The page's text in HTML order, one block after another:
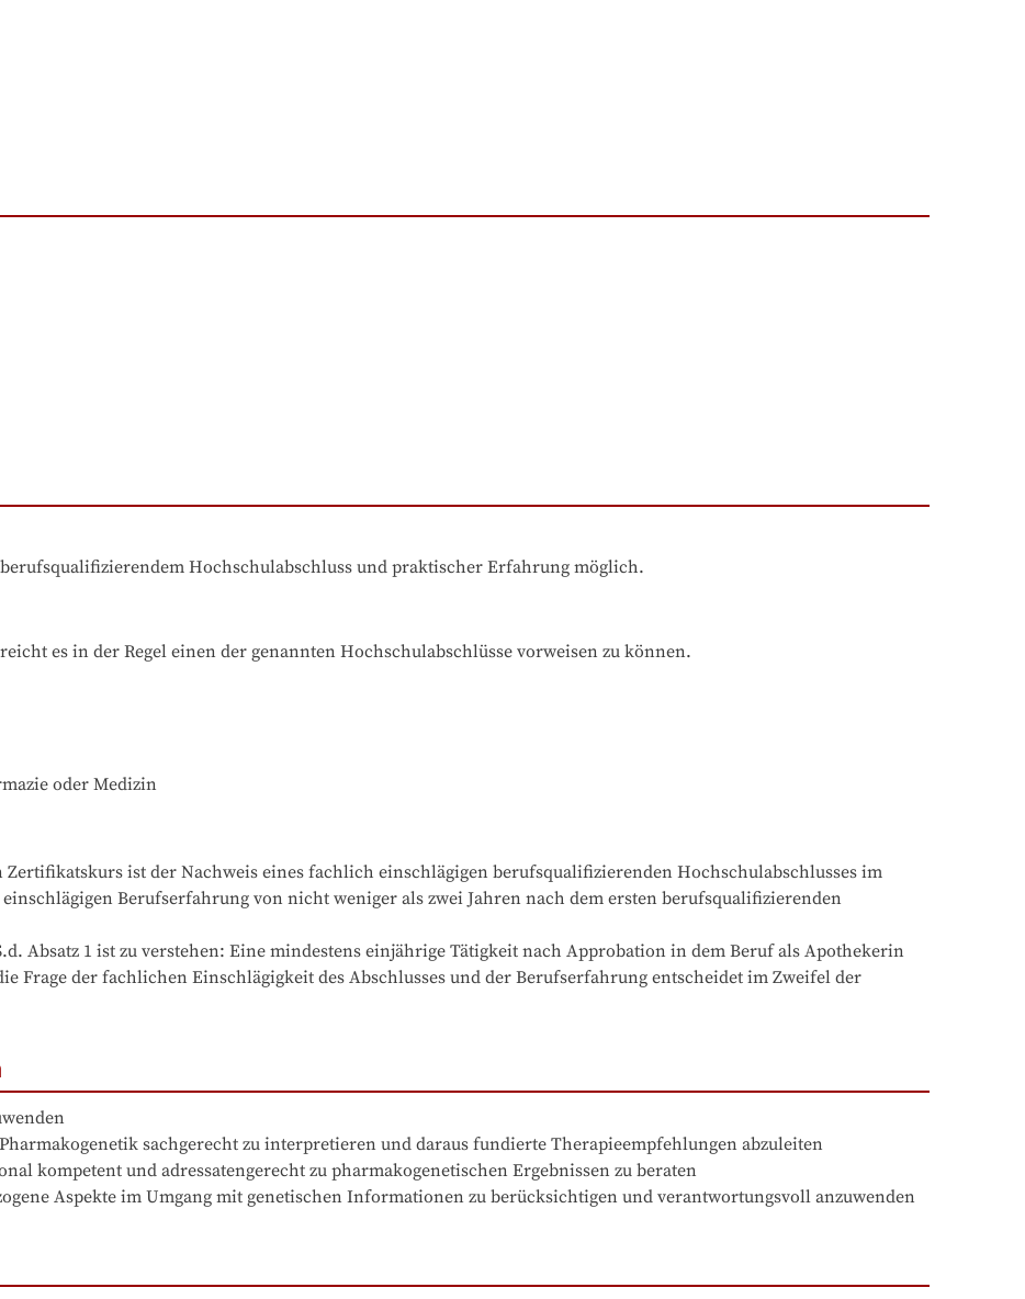
Hochschulabschluss und praktischer Erfahrung möglich.
es in der Regel einen der genannten Hochschulabschlüsse vorweisen zu können.
oder Medizin
Zertifikatskurs ist der Nachweis eines fachlich einschlägigen berufsqualifizierenden Hochschulabschlusses im
Berufserfahrung von nicht weniger als zwei Jahren nach dem ersten berufsqualifizierenden
Absatz 1 ist zu verstehen: Eine mindestens einjährige Tätigkeit nach Approbation in dem Beruf als Apothekerin
Frage der fachlichen Einschlägigkeit des Abschlusses und der Berufserfahrung entscheidet im Zweifel der
Aspekte im Umgang mit genetischen Informationen zu berücksichtigen und verantwortungsvoll anzuwenden